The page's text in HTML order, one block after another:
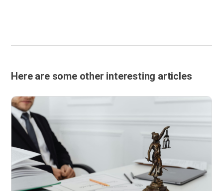
Here are some other interesting articles